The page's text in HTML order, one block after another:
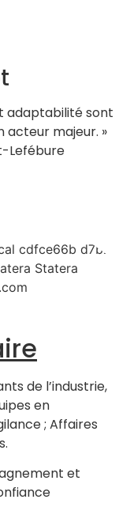
adaptabilité sont
acteur majeur. »
Lefébure
de l’industrie,
en
; Affaires
et